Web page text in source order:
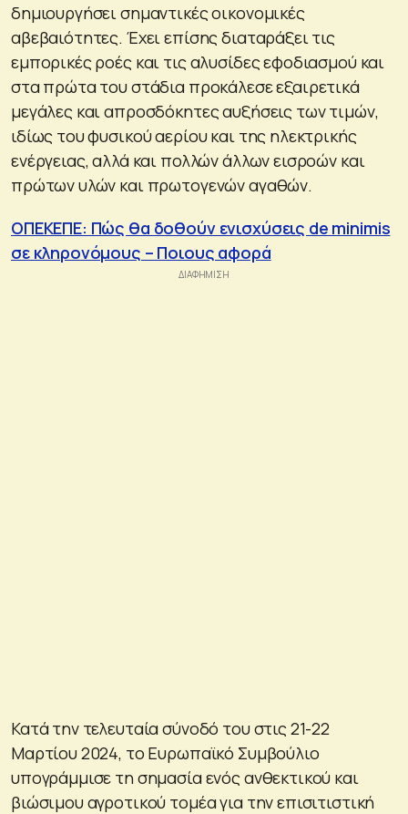
δημιουργήσει σημαντικές οικονομικές
αβεβαιότητες. Έχει επίσης διαταράξει τις
εμπορικές ροές και τις αλυσίδες εφοδιασμού και
στα πρώτα του στάδια προκάλεσε εξαιρετικά
μεγάλες και απροσδόκητες αυξήσεις των τιμών,
ιδίως του φυσικού αερίου και της ηλεκτρικής
ενέργειας, αλλά και πολλών άλλων εισροών και
πρώτων υλών και πρωτογενών αγαθών.
ΟΠΕΚΕΠΕ: Πώς θα δοθούν ενισχύσεις de minimis
σε κληρονόμους – Ποιους αφορά
Κατά την τελευταία σύνοδό του στις 21-22
Μαρτίου 2024, το Ευρωπαϊκό Συμβούλιο
υπογράμμισε τη σημασία ενός ανθεκτικού και
βιώσιμου αγροτικού τομέα για την επισιτιστική